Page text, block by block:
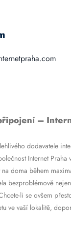
–
dodavatele
Internet Praha
na doma během
bezproblémově
li se ovšem
ve vaší lokalitě,